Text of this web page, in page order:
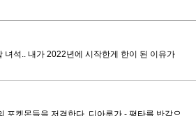
녀석.. 내가 2022년에 시작한게 한이 된 이유가
포켓몬들을 저격한다. 디아루가 - 평타를 반감으